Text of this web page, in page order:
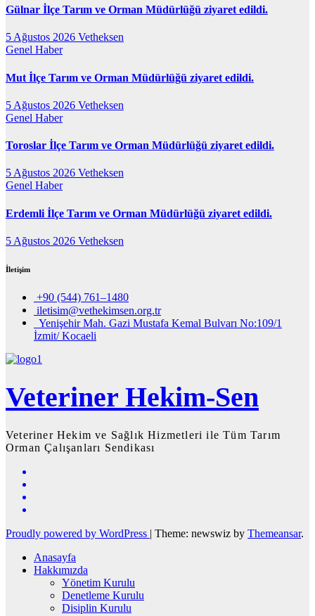
Gülnar İlçe Tarım ve Orman Müdürlüğü ziyaret edildi.
5 Ağustos 2026 Vetheksen
Genel Haber
Mut İlçe Tarım ve Orman Müdürlüğü ziyaret edildi.
5 Ağustos 2026 Vetheksen
Genel Haber
Toroslar İlçe Tarım ve Orman Müdürlüğü ziyaret edildi.
5 Ağustos 2026 Vetheksen
Genel Haber
Erdemli İlçe Tarım ve Orman Müdürlüğü ziyaret edildi.
5 Ağustos 2026 Vetheksen
İletişim
+90 (544) 761–1480
iletisim@vethekimsen.org.tr
Yenişehir Mah. Gazi Mustafa Kemal Bulvarı No:109/1
İzmit/ Kocaeli
Veteriner Hekim-Sen
Veteriner Hekim ve Sağlık Hizmetleri ile Tüm Tarım
Orman Çalışanları Sendikası
Proudly powered by WordPress | Theme: newswiz by Themeansar.
Anasayfa
Hakkımızda
Yönetim Kurulu
Denetleme Kurulu
Disiplin Kurulu